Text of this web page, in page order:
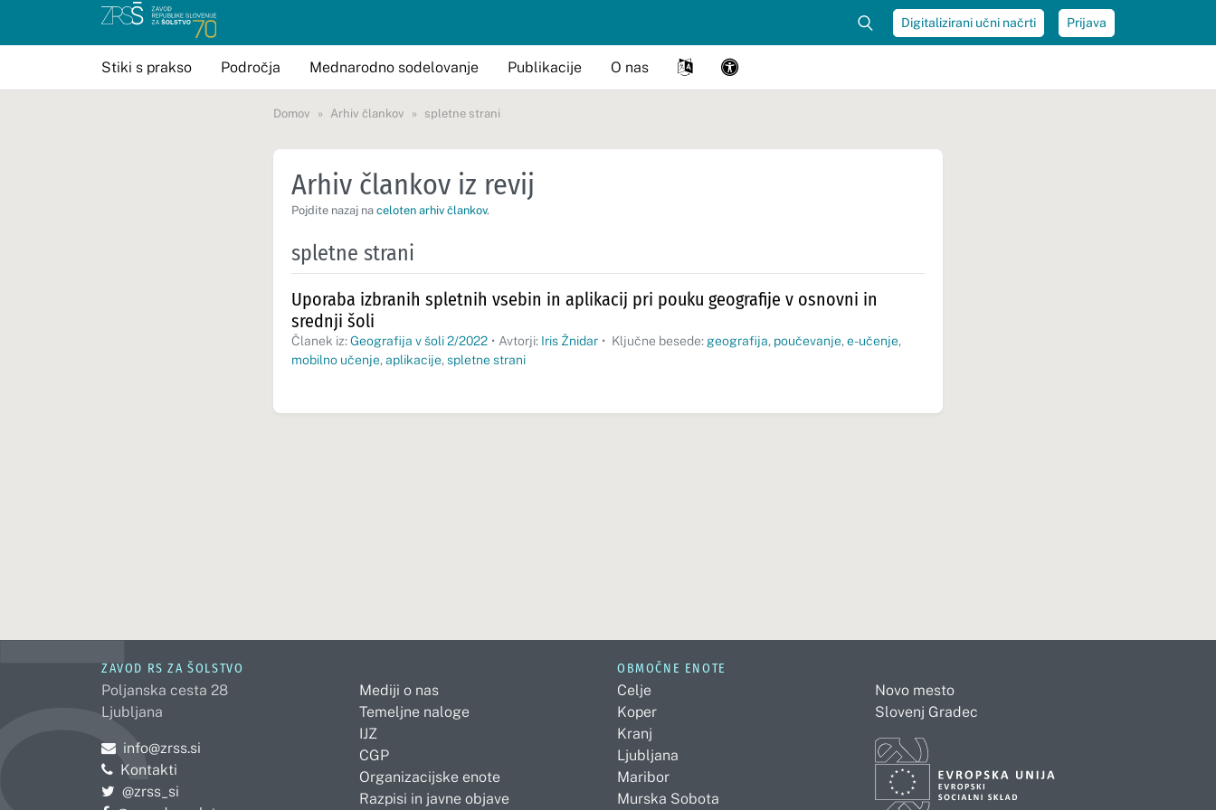
Digitalizirani učni načrti Prijava
Stiki s prakso Področja Mednarodno sodelovanje Publikacije O nas
Domov Arhiv člankov spletne strani
Arhiv člankov iz revij
Pojdite nazaj na celoten arhiv člankov.
spletne strani
Uporaba izbranih spletnih vsebin in aplikacij pri pouku geografije v osnovni in
srednji šoli
Članek iz: Geografija v šoli 2/2022 • Avtorji: Iris Žnidar • Ključne besede: geografija, poučevanje, e-učenje,
mobilno učenje, aplikacije, spletne strani
ZAVOD RS ZA ŠOLSTVO
Poljanska cesta 28
Ljubljana
Pošljite e-mail na
info@zrss.si
Kontakti
Pojdite na Twitter:
@zrss_si
Mediji o nas
Temeljne naloge
IJZ
CGP
Organizacijske enote
Razpisi in javne objave
OBMOČNE ENOTE
Celje
Koper
Kranj
Ljubljana
Maribor
Murska Sobota
Novo mesto
Slovenj Gradec